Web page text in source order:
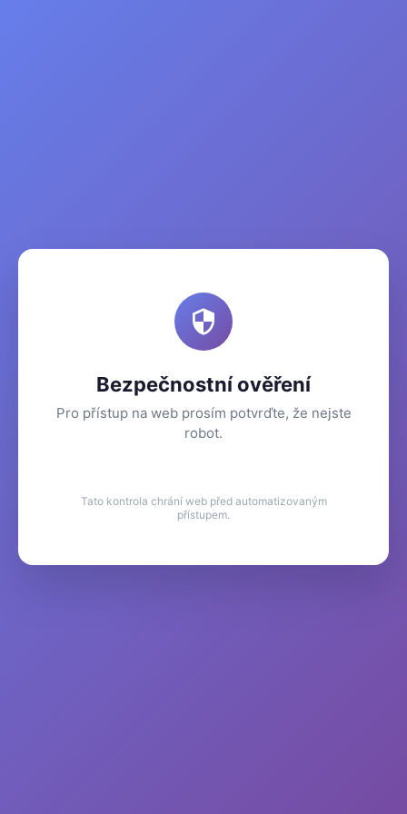
Bezpečnostní ověření
Pro přístup na web prosím potvrďte, že nejste
robot.
Tato kontrola chrání web před automatizovaným
přístupem.